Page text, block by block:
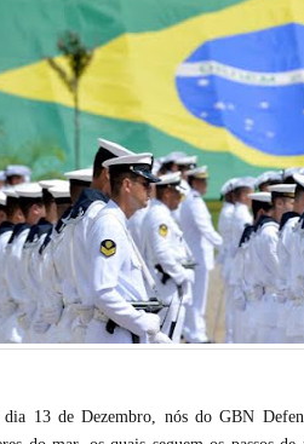
dia 13 de Dezembro, nós do GBN